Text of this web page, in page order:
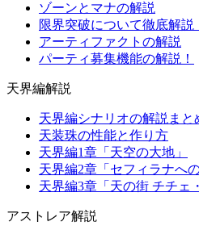
ゾーンとマナの解説
限界突破について徹底解説
アーティファクトの解説
パーティ募集機能の解説！
天界編解説
天界編シナリオの解説まと
天装珠の性能と作り方
天界編1章「天空の大地」
天界編2章「セフィラナへの
天界編3章「天の街 チチェ
アストレア解説